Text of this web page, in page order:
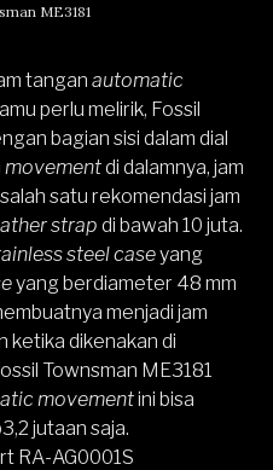
ME3181
tangan automatic
perlu melirik, Fossil
bagian sisi dalam dial
movementdi dalamnya, jam
satu rekomendasi jam
strap di bawah 10 juta.
steel caseyang
yang berdiameter 48 mm
menjadi jam
ketika dikenakan di
Townsman ME3181
movementini bisa
jutaan saja.
RA-AG0001S